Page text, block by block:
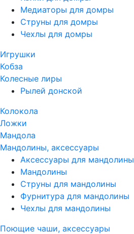
Медиаторы для домры
Струны для домры
Чехлы для домры
Игрушки
Кобза
Колесные лиры
Рылей донской
Колокола
Ложки
Мандола
Мандолины, аксессуары
Аксессуары для мандолины
Мандолины
Струны для мандолины
Фурнитура для мандолины
Чехлы для мандолины
Поющие чаши, аксессуары